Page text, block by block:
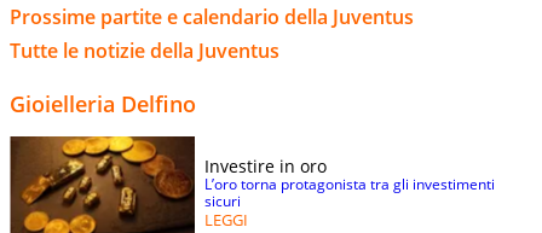
Prossime partite e calendario della Juventus
Tutte le notizie della Juventus
Gioielleria Delfino
Investire in oro
L’oro torna protagonista tra gli investimenti
sicuri
LEGGI